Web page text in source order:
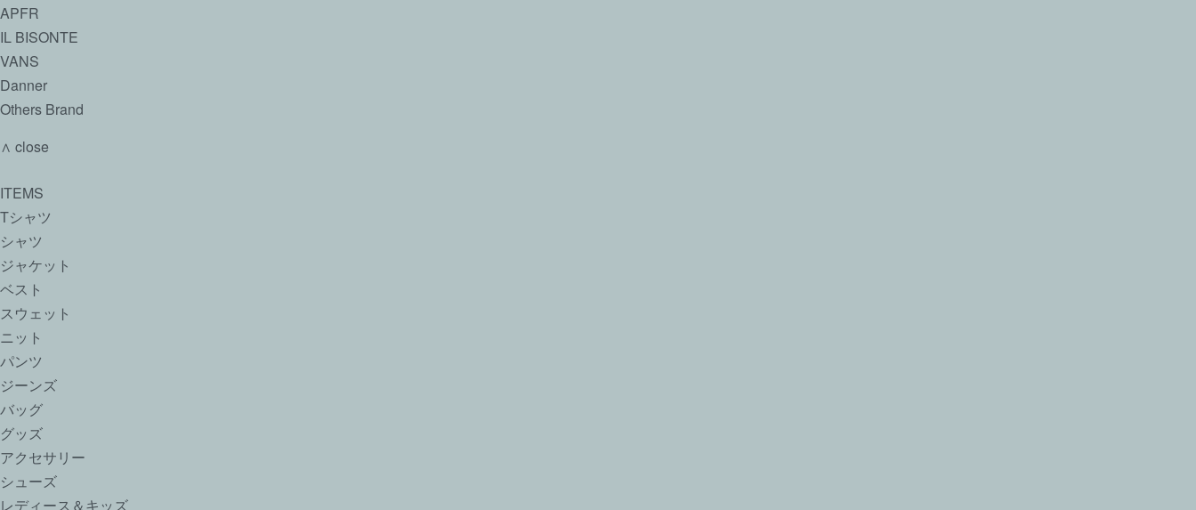
APFR
IL BISONTE
VANS
Danner
Others Brand
∧ close
ITEMS
Tシャツ
シャツ
ジャケット
ベスト
スウェット
ニット
パンツ
ジーンズ
バッグ
グッズ
アクセサリー
シューズ
レディース＆キッズ